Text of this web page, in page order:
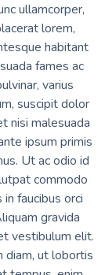
ullamcorper,
lorem,
habitant
fames ac
varius
suscipit dolor
nisi malesuada
ipsum primis
Ut ac odio id
commodo
faucibus orci
gravida
vestibulum elit.
diam, ut lobortis